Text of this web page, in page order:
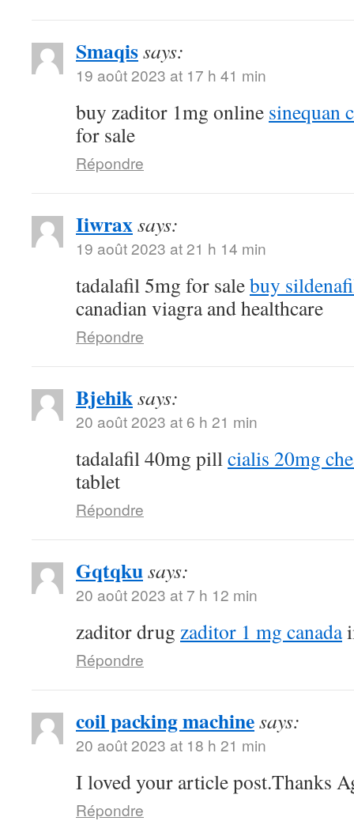
Smaqissays:
19 août 2023 at 17 h 41 min
buy zaditor 1mg online sinequan
for sale
Répondre
Iiwraxsays:
19 août 2023 at 21 h 14 min
tadalafil 5mg for salebuy
canadian viagra and healthcare
Répondre
Bjehiksays:
20 août 2023 at 6 h 21 min
tadalafil 40mg pillcialis 20mg
tablet
Répondre
Gqtqkusays:
20 août 2023 at 7 h 12 min
zaditor drug zaditor 1 mg canada
Répondre
coil packing machinesays:
20 août 2023 at 18 h 21 min
I loved your article post.Thanks
Répondre